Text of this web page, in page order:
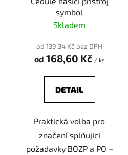
symbol
Skladem
od 139,34 Kč bez DPH
od 168,60 Kč / ks
DETAIL
Praktická volba pro
značení splňující
požadavky BOZP a PO –